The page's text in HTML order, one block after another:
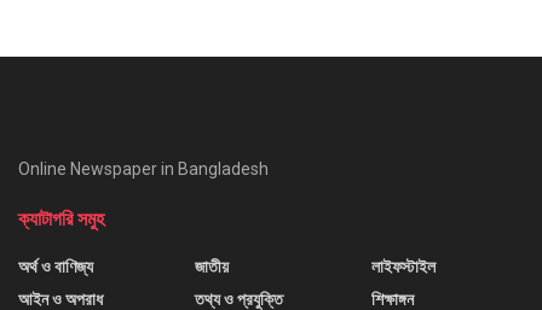
Online Newspaper in Bangladesh
ক্যাটাগরি সমুহ
অর্থ ও বাণিজ্য
আইন ও অপরাধ
জাতীয়
তথ্য ও প্রযুক্তি
লাইফস্টাইল
শিক্ষাঙ্গন